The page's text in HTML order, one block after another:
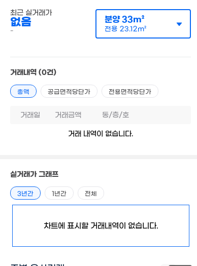
최근 실거래가
없음
-
분양33m²
전용 23.12m²
거래내역 (0건)
총액 공급면적당단가 전용면적당단가
거래일 거래금액 동/층/호
거래 내역이 없습니다.
실거래가 그래프
3년간 1년간 전체
차트에 표시할 거래내역이 없습니다.